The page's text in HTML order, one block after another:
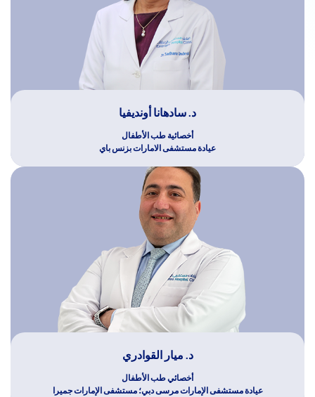
د. سادهانا أونديفيا
أخصائية طب الأطفال
عيادة مستشفى الامارات بزنس باي
د. ميار القوادري
أخصائي طب الأطفال
عيادة مستشفى الإمارات مرسى دبي؛ مستشفى الإمارات جميرا